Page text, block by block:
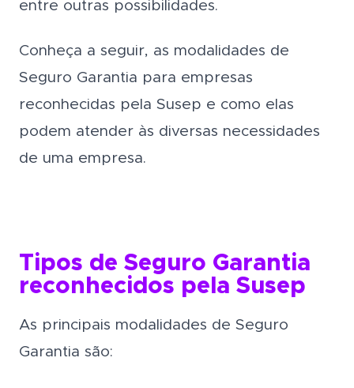
entre outras possibilidades.
Conheça a seguir, as modalidades de
Seguro Garantia para empresas
reconhecidas pela Susep e como elas
podem atender às diversas necessidades
de uma empresa.
Tipos de Seguro Garantia
reconhecidos pela Susep
As principais modalidades de Seguro
Garantia são: